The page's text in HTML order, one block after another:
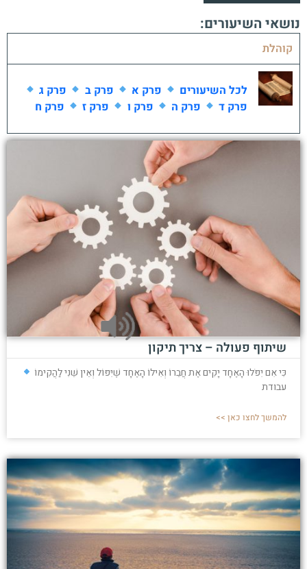
נושאי השיעורים:
קוהלת
לכל השיעורים פרק א פרק ב
פרק ג
פרק ד
פרק ה פרק ו פרק ז פרק ח
שיתוף פעולה – צריך תיקון
כִּי אִם יִפֹּלוּ הָאֶחָד יָקִים אֶת חֲבֵרוֹ וְאִילוֹ הָאֶחָד שֶׁיִּפּוֹל וְאֵין שֵׁנִי לַהֲקִימוֹ
עבודת
להמשך לחצו כאן >>